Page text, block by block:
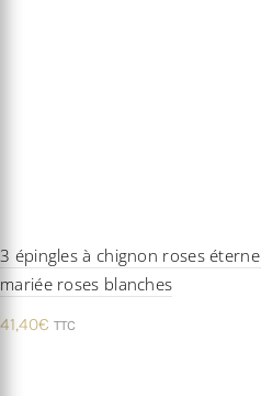
3 épingles à chignon roses
mariée roses blanches
41,40€ TTC